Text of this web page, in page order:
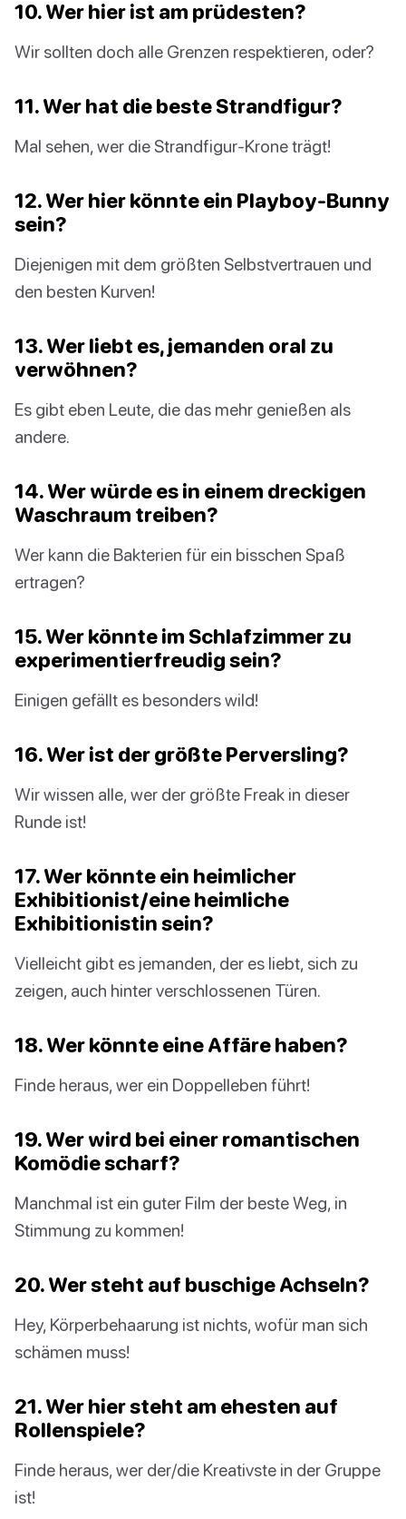
10. Wer hier ist am prüdesten?
Wir sollten doch alle Grenzen respektieren, oder?
11. Wer hat die beste Strandfigur?
Mal sehen, wer die Strandfigur-Krone trägt!
12. Wer hier könnte ein Playboy-Bunny
sein?
Diejenigen mit dem größten Selbstvertrauen und
den besten Kurven!
13. Wer liebt es, jemanden oral zu
verwöhnen?
Es gibt eben Leute, die das mehr genießen als
andere.
14. Wer würde es in einem dreckigen
Waschraum treiben?
Wer kann die Bakterien für ein bisschen Spaß
ertragen?
15. Wer könnte im Schlafzimmer zu
experimentierfreudig sein?
Einigen gefällt es besonders wild!
16. Wer ist der größte Perversling?
Wir wissen alle, wer der größte Freak in dieser
Runde ist!
17. Wer könnte ein heimlicher
Exhibitionist/eine heimliche
Exhibitionistin sein?
Vielleicht gibt es jemanden, der es liebt, sich zu
zeigen, auch hinter verschlossenen Türen.
18. Wer könnte eine Affäre haben?
Finde heraus, wer ein Doppelleben führt!
19. Wer wird bei einer romantischen
Komödie scharf?
Manchmal ist ein guter Film der beste Weg, in
Stimmung zu kommen!
20. Wer steht auf buschige Achseln?
Hey, Körperbehaarung ist nichts, wofür man sich
schämen muss!
21. Wer hier steht am ehesten auf
Rollenspiele?
Finde heraus, wer der/die Kreativste in der Gruppe
ist!